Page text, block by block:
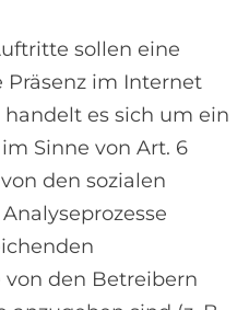
sollen eine
im Internet
es sich um ein
Sinne von Art. 6
den sozialen
den Betreibern